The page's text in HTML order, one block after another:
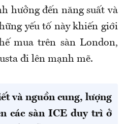
hưởng đến năng suất và
yếu tố này khiến giới
mua trên sàn London,
đi lên mạnh mẽ.
và nguồn cung, lượng
các sàn ICE duy trì ở